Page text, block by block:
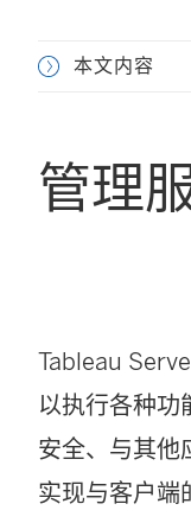
本文内容
管理
Tableau
以执行各种功
安全、与其他
实现与客户端